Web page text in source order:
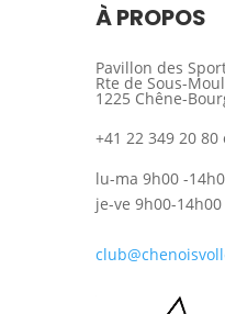
À PROPOS
Pavillon des
Rte de Sous-
1225 Chêne-
+41 22 349 20
lu-ma 9h00 -
je-ve 9h00-14h00